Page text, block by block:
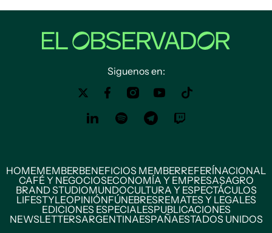
Siguenos en:
HOMEMEMBERBENEFICIOS MEMBERREFERÍNACIONAL
CAFÉ Y NEGOCIOSECONOMÍA Y EMPRESASAGRO
BRAND STUDIOMUNDOCULTURA Y ESPECTÁCULOS
LIFESTYLEOPINIÓNFÚNEBRESREMATES Y LEGALES
EDICIONES ESPECIALESPUBLICACIONES
NEWSLETTERSARGENTINAESPAÑAESTADOS UNIDOS